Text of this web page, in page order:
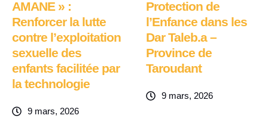
AMANE » :
Renforcer la lutte
contre l’exploitation
sexuelle des
enfants facilitée par
la technologie
9 mars, 2026
Protection de
l’Enfance dans les
Dar Taleb.a –
Province de
Taroudant
9 mars, 2026